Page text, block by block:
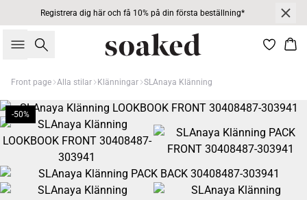
Registrera dig här och få 10% på din första beställning*
Sök
Front page Alla stilar Klänningar SLAnaya Klänning
-50%